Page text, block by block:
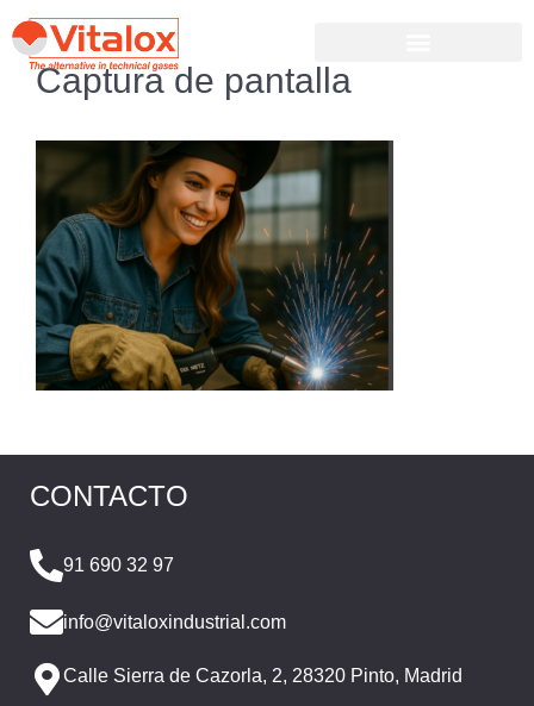
Captura de pantalla
CONTACTO
91 690 32 97
info@vitaloxindustrial.com
Calle Sierra de Cazorla, 2, 28320 Pinto, Madrid